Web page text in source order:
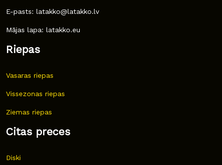
E-pasts: latakko@latakko.lv
Mājas lapa: latakko.eu
Riepas
Vasaras riepas
Vissezonas riepas
Ziemas riepas
Citas preces
Diski